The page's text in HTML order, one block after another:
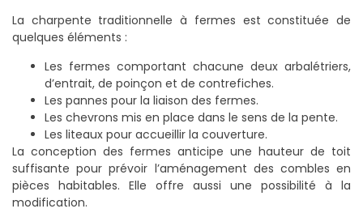
La charpente traditionnelle à fermes est constituée de
quelques éléments :
Les fermes comportant chacune deux arbalétriers,
d’entrait, de poinçon et de contrefiches.
Les pannes pour la liaison des fermes.
Les chevrons mis en place dans le sens de la pente.
Les liteaux pour accueillir la couverture.
La conception des fermes anticipe une hauteur de toit
suffisante pour prévoir l’aménagement des combles en
pièces habitables. Elle offre aussi une possibilité à la
modification.